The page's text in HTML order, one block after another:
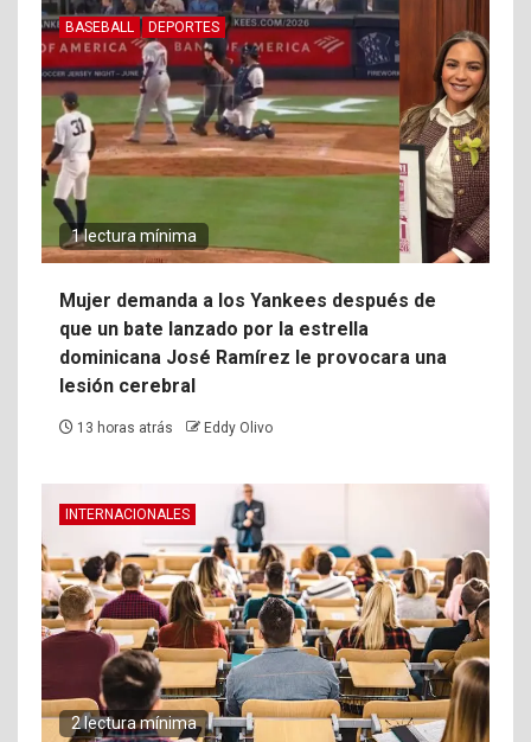
BASEBALL DEPORTES
1 lectura mínima
Mujer demanda a los Yankees después de
que un bate lanzado por la estrella
dominicana José Ramírez le provocara una
lesión cerebral
13 horas atrás Eddy Olivo
INTERNACIONALES
2 lectura mínima